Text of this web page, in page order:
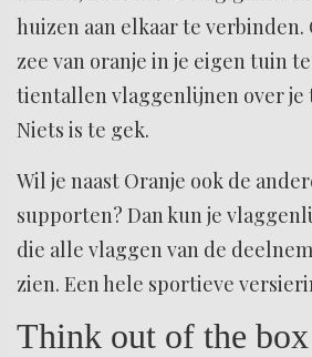
huizen aan elkaar te verbinden.
zee van oranje in je eigen tuin
tientallen vlaggenlijnen over je
Niets is te gek.
Wil je naast Oranje ook de
supporten? Dan kun je
die alle vlaggen van de
zien. Een hele sportieve
Think out of the box